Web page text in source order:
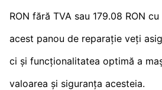
RON fără TVA sau 179.08 RON
acest panou de reparație veți
ci și funcționalitatea optimă a
valoarea și siguranța acesteia.